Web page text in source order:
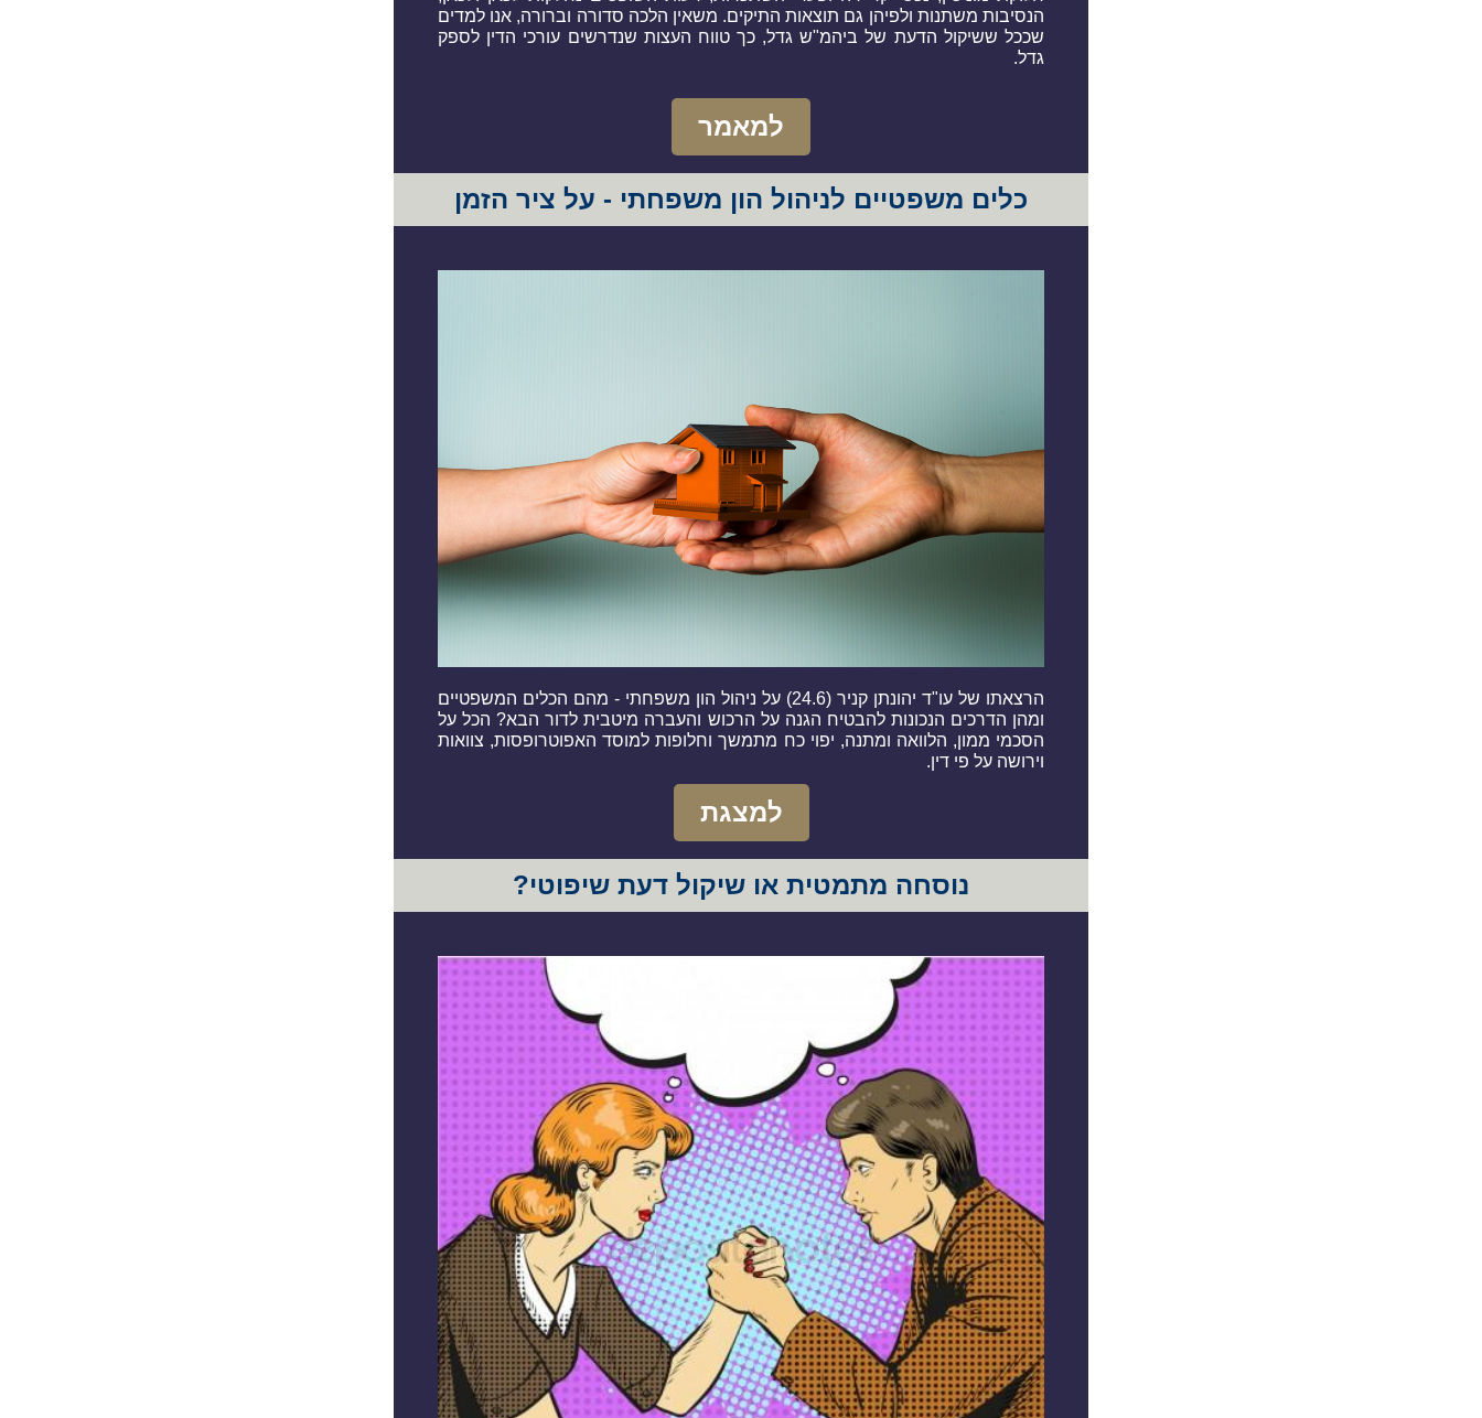
הנסיבות משתנות ולפיהן גם תוצאות התיקים. משאין הלכה סדורה וברורה, אנו למדים
שככל ששיקול הדעת של ביהמ"ש גדל, כך טווח העצות שנדרשים עורכי הדין לספק
גדל.
למאמר
כלים משפטיים לניהול הון משפחתי - על ציר הזמן
הרצאתו של עו"ד יהונתן קניר (24.6) על ניהול הון משפחתי - מהם הכלים המשפטיים
ומהן הדרכים הנכונות להבטיח הגנה על הרכוש והעברה מיטבית לדור הבא? הכל על
הסכמי ממון, הלוואה ומתנה, יפוי כח מתמשך וחלופות למוסד האפוטרופסות, צוואות
וירושה על פי דין.
למצגת
נוסחה מתמטית או שיקול דעת שיפוטי?